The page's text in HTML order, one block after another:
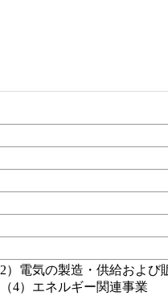
）電気の製造・供給および
4）エネルギー関連事業